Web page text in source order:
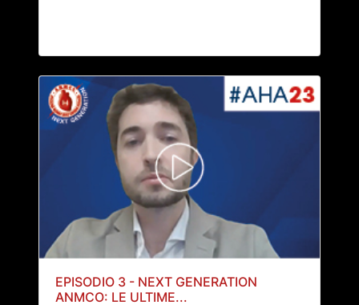
EPISODIO 3 - NEXT GENERATION
ANMCO: LE ULTIME...